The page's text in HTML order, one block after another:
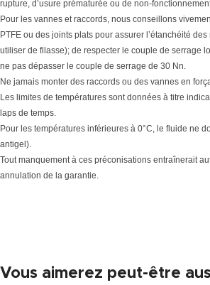
rupture, d’usure prématurée ou de non-
Pour les vannes et raccords, nous conseillons
PTFE ou des joints plats pour assurer l’étanchéité
utiliser de filasse); de respecter le couple de serrage
ne pas dépasser le couple de serrage de 30 Nn.
Ne jamais monter des raccords ou des vannes en
Les limites de températures sont données à titre
laps de temps.
Pour les températures inférieures à 0°C, le fluide ne
antigel).
Tout manquement à ces préconisations entraînerait
annulation de la garantie.
Vous aimerez peut-être